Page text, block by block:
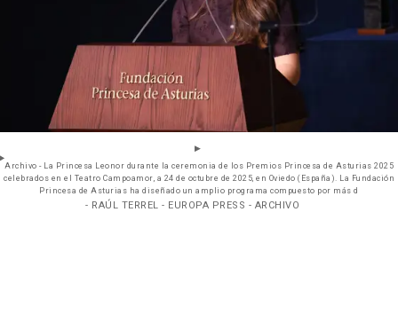
Archivo - La Princesa Leonor durante la ceremonia de los Premios Princesa de Asturias 2025
celebrados en el Teatro Campoamor, a 24 de octubre de 2025, en Oviedo (España). La Fundación
Princesa de Asturias ha diseñado un amplio programa compuesto por más d
- RAÚL TERREL - EUROPA PRESS - ARCHIVO